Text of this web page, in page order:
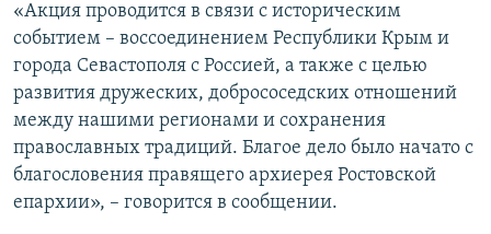
«Акция проводится в связи с историческим
событием – воссоединением Республики Крым и
города Севастополя с Россией, а также с целью
развития дружеских, добрососедских отношений
между нашими регионами и сохранения
православных традиций. Благое дело было начато с
благословения правящего архиерея Ростовской
епархии», – говорится в сообщении.